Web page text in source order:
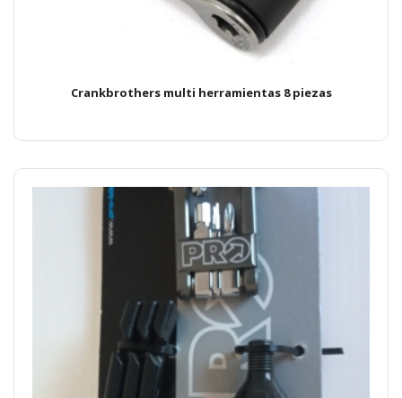
Crankbrothers multi herramientas 8 piezas